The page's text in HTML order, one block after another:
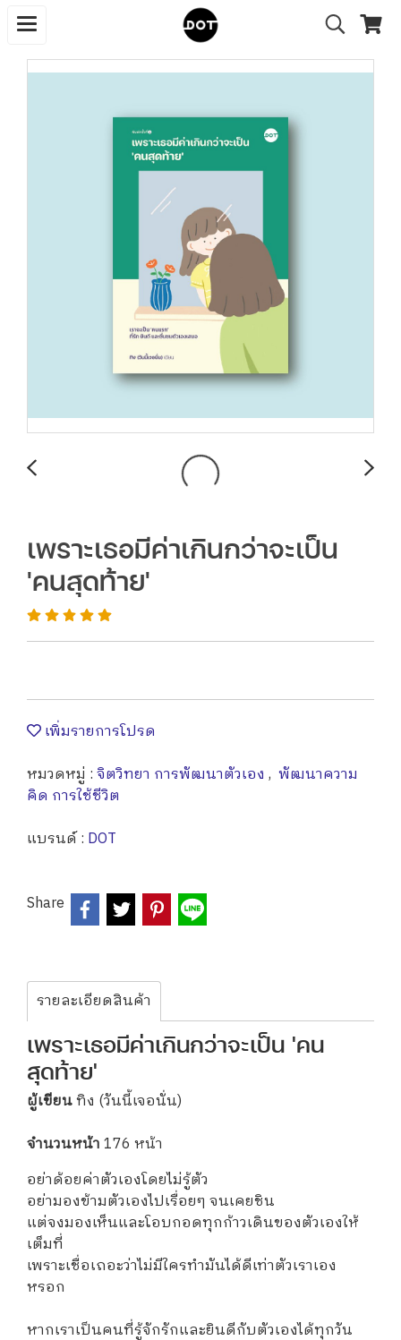
เพราะเธอมีค่าเกินกว่าจะเป็น
'คนสุดท้าย'
เพิ่มรายการโปรด
หมวดหมู่ :จิตวิทยา การพัฒนาตัวเอง , พัฒนาความ
คิด การใช้ชีวิต
แบรนด์ : DOT
Share
รายละเอียดสินค้า
เพราะเธอมีค่าเกินกว่าจะเป็น 'คน
สุดท้าย'
ผู้เขียนทิง (วันนี้เจอนั่น)
จำนวนหน้า176 หน้า
อย่าด้อยค่าตัวเองโดยไม่รู้ตัว
อย่ามองข้ามตัวเองไปเรื่อยๆ จนเคยชิน
แต่จงมองเห็นและโอบกอดทุกก้าวเดินของตัวเองให้
เต็มที่
เพราะเชื่อเถอะว่าไม่มีใครทำมันได้ดีเท่าตัวเราเอง
หรอก
หากเราเป็นคนที่รู้จักรักและยินดีกับตัวเองได้ทุกวัน